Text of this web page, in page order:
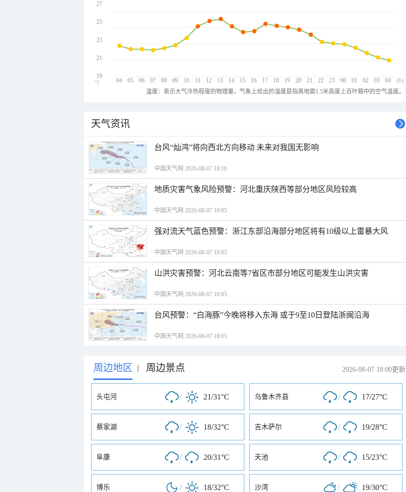
04 05 06 07 08 09 10 11 12 13 14 15 16 17 18 19 20 21 22 23 00 01 02 03 04
27
25
23
21
19
(h)
℃
温度：表示大气冷热程度的物理量，气象上给出的温度是指离地面1.5米高度上百叶箱中的空气温度。
天气资讯
台风“灿鸿”将向西北方向移动 未来对我国无影响
中国天气网 2026-08-07 18:10
地质灾害气象风险预警：河北重庆陕西等部分地区风险较高
中国天气网 2026-08-07 18:05
强对流天气蓝色预警：浙江东部沿海部分地区将有10级以上雷暴大风
中国天气网 2026-08-07 18:05
山洪灾害预警：河北云南等7省区市部分地区可能发生山洪灾害
中国天气网 2026-08-07 18:05
台风预警：“白海豚”今晚将移入东海 或于9至10日登陆浙闽沿海
中国天气网 2026-08-07 18:05
周边地区 | 周边景点 2026-08-07 18:00更新
头屯河 / 21/31°C 乌鲁木齐县 / 17/27°C
蔡家湖 / 18/32°C 吉木萨尔 / 19/28°C
阜康 / 20/31°C 天池 / 15/23°C
博乐 / 18/32°C 沙湾 / 19/30°C